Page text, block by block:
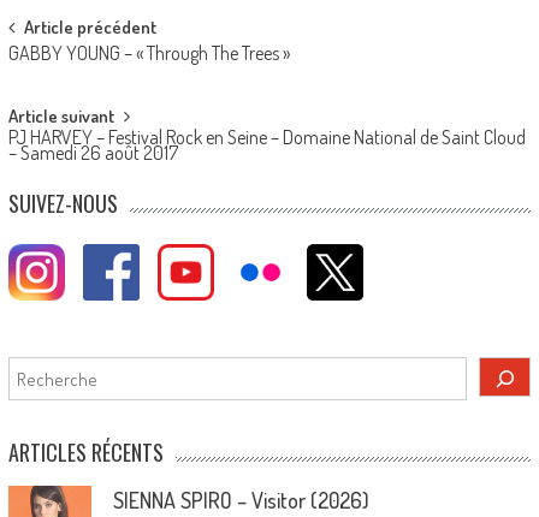
Post
navigation
Article précédent
GABBY YOUNG – « Through The Trees »
Article suivant
PJ HARVEY – Festival Rock en Seine – Domaine National de Saint Cloud
– Samedi 26 août 2017
SUIVEZ-NOUS
Rechercher
ARTICLES RÉCENTS
SIENNA SPIRO – Visitor (2026)